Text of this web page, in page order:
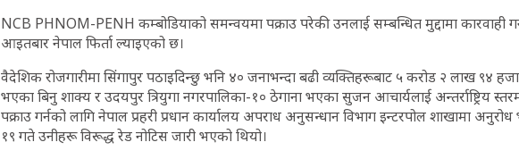
NCB PHNOM-PENH कम्बोडियाको समन्वयमा पक्राउ परेकी उनलाई सम्बन्धित मुद्दामा कारवाही
आइतबार नेपाल फिर्ता ल्याइएको छ।
वैदेशिक रोजगारीमा सिंगापुर पठाइदिन्छु भनि ४० जनाभन्दा बढी व्यक्तिहरूबाट ५ करोड २ लाख ९४
भएका बिनु शाक्य र उदयपुर त्रियुगा नगरपालिका-१० ठेगाना भएका सुजन आचार्यलाई अन्तर्राष्ट्रिय
पक्राउ गर्नको लागि नेपाल प्रहरी प्रधान कार्यालय अपराध अनुसन्धान विभाग इन्टरपोल शाखामा
१९ गते उनीहरू विरूद्ध रेड नोटिस जारी भएको थियो।